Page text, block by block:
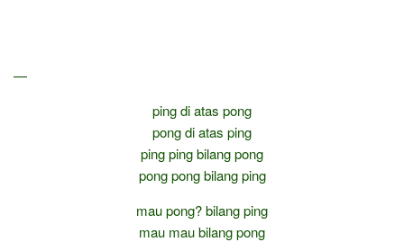
—
ping di atas pong
pong di atas ping
ping ping bilang pong
pong pong bilang ping
mau pong? bilang ping
mau mau bilang pong